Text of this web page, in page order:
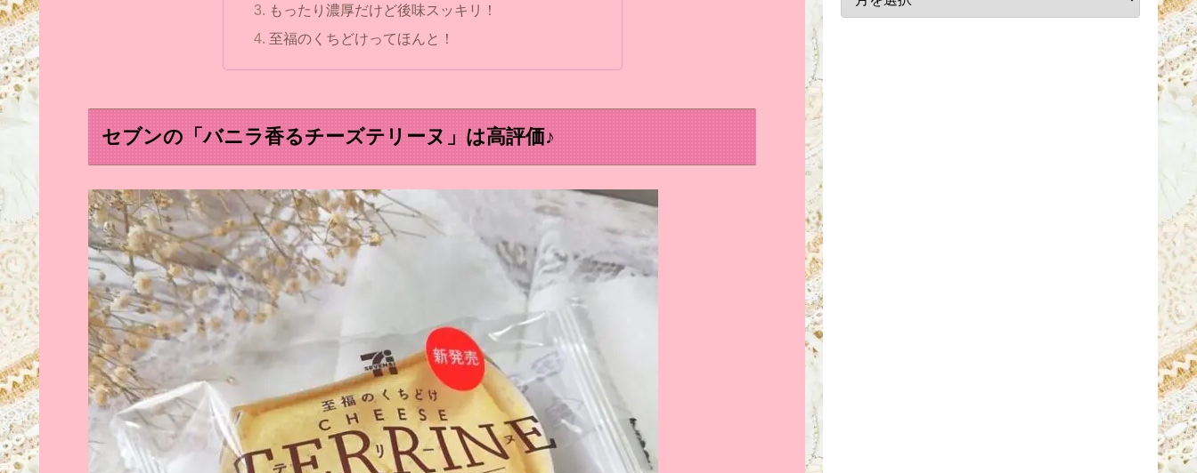
もったり濃厚だけど後味スッキリ！
至福のくちどけってほんと！
セブンの「バニラ香るチーズテリーヌ」は高評価♪